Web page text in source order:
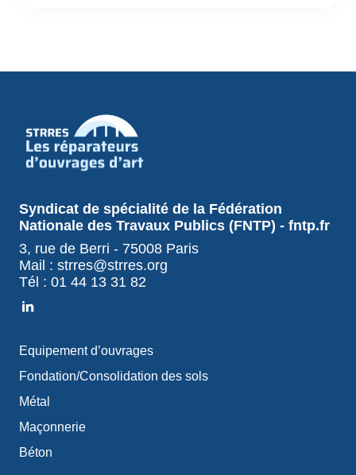
Syndicat de spécialité de la Fédération
Nationale des Travaux Publics (FNTP) - fntp.fr
3, rue de Berri - 75008 Paris
Mail : strres@strres.org
Tél : 01 44 13 31 82
Equipement d’ouvrages
Fondation/Consolidation des sols
Métal
Maçonnerie
Béton